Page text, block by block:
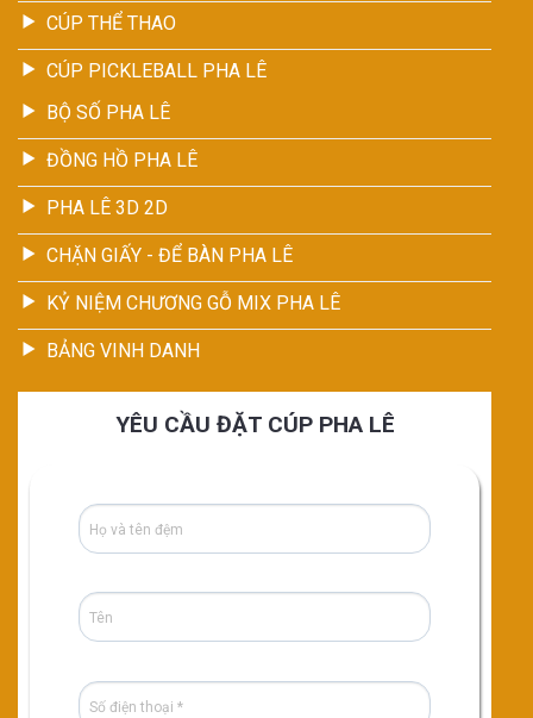
CÚP THỂ THAO
CÚP PICKLEBALL PHA LÊ
BỘ SỐ PHA LÊ
ĐỒNG HỒ PHA LÊ
PHA LÊ 3D 2D
CHẶN GIẤY - ĐỂ BÀN PHA LÊ
KỶ NIỆM CHƯƠNG GỖ MIX PHA LÊ
BẢNG VINH DANH
YÊU CẦU ĐẶT CÚP PHA LÊ